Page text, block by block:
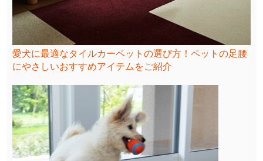
愛犬に最適なタイルカーペットの選び方！ペットの足腰
にやさしいおすすめアイテムをご紹介